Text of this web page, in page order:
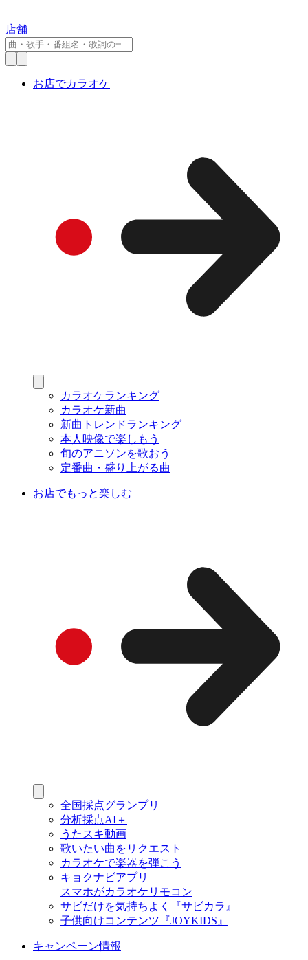
店舗
お店でカラオケ
カラオケランキング
カラオケ新曲
新曲トレンドランキング
本人映像で楽しもう
旬のアニソンを歌おう
定番曲・盛り上がる曲
お店でもっと楽しむ
全国採点グランプリ
分析採点AI＋
うたスキ動画
歌いたい曲をリクエスト
カラオケで楽器を弾こう
キョクナビアプリ
スマホがカラオケリモコン
サビだけを気持ちよく『サビカラ』
子供向けコンテンツ『JOYKIDS』
キャンペーン情報